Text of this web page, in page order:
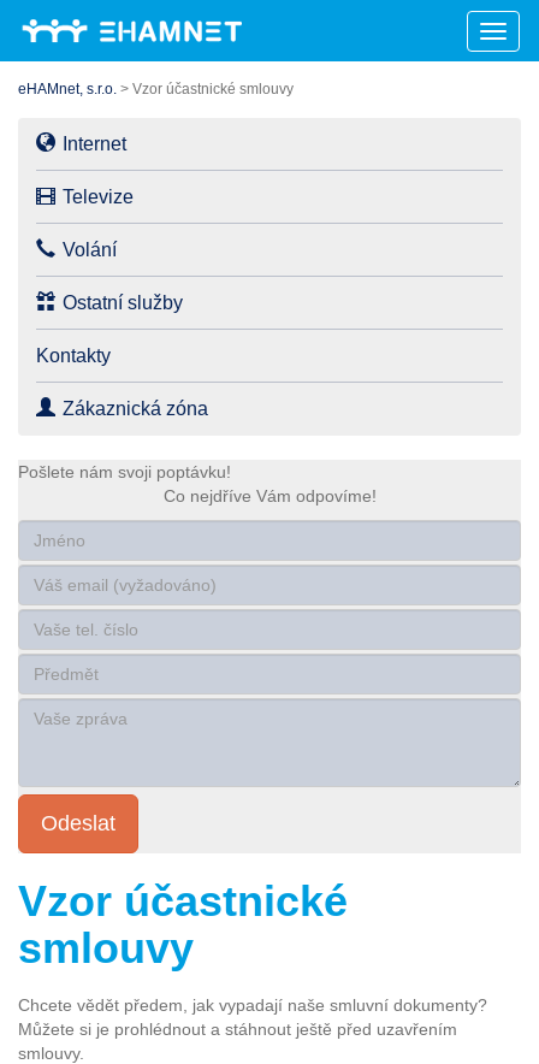
eHAMnet, s.r.o. > Vzor účastnické smlouvy
Internet
Televize
Volání
Ostatní služby
Kontakty
Zákaznická zóna
Pošlete nám svoji poptávku!
Co nejdříve Vám odpovíme!
Vzor účastnické
smlouvy
Chcete vědět předem, jak vypadají naše smluvní dokumenty?
Můžete si je prohlédnout a stáhnout ještě před uzavřením
smlouvy.